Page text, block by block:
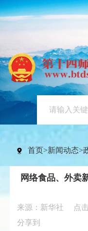
首页>新闻动态>
网络食品、外卖
来源：新华社 点击
分享到